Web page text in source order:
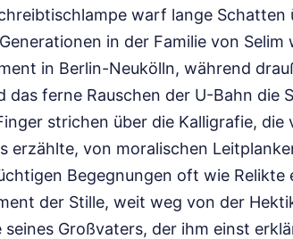
warf lange Schatten
in der Familie von
in Berlin-Neukölln, während
das ferne Rauschen der U-Bahn die
strichen über die Kalligrafie, die
erzählte, von moralischen
Begegnungen oft wie Relikte
der Stille, weit weg von der
Großvaters, der ihm einst